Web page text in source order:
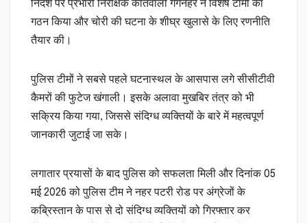
निर्देश पर प्रभारी निरीक्षक कोतवाली गंगनहर ने विशेष टीमों का
गठन किया और चोरी की घटना के शीघ्र खुलासे के लिए रणनीति
तैयार की।
पुलिस टीमों ने सबसे पहले घटनास्थल के आसपास लगे सीसीटीवी
कैमरों की फुटेज खंगाली। इसके अलावा मुखबिर तंत्र को भी
सक्रिय किया गया, जिससे संदिग्ध व्यक्तियों के बारे में महत्वपूर्ण
जानकारी जुटाई जा सके।
लगातार प्रयासों के बाद पुलिस को सफलता मिली और दिनांक 05
मई 2026 को पुलिस टीम ने नहर पटरी रोड पर अंग्रेजों के
कब्रिस्तान के पास से दो संदिग्ध व्यक्तियों को गिरफ्तार कर